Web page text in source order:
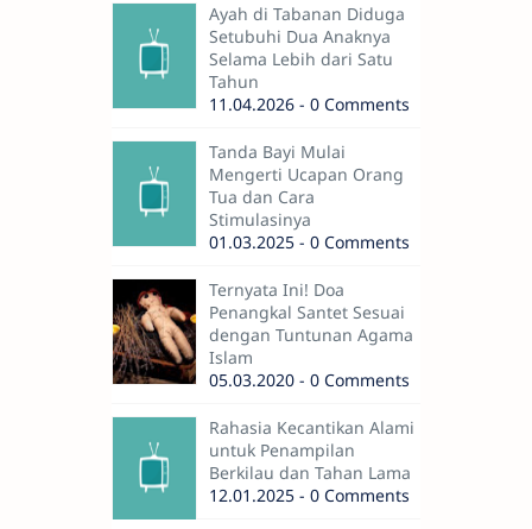
Ayah di Tabanan Diduga
Setubuhi Dua Anaknya
Selama Lebih dari Satu
Tahun
11.04.2026 - 0 Comments
Tanda Bayi Mulai
Mengerti Ucapan Orang
Tua dan Cara
Stimulasinya
01.03.2025 - 0 Comments
Ternyata Ini! Doa
Penangkal Santet Sesuai
dengan Tuntunan Agama
Islam
05.03.2020 - 0 Comments
Rahasia Kecantikan Alami
untuk Penampilan
Berkilau dan Tahan Lama
12.01.2025 - 0 Comments